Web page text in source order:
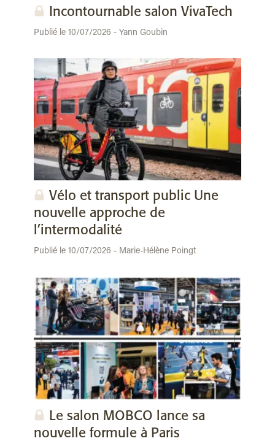
Incontournable salon VivaTech
Publié le 10/07/2026 - Yann Goubin
Vélo et transport public Une
nouvelle approche de
l’intermodalité
Publié le 10/07/2026 - Marie-Hélène Poingt
Le salon MOBCO lance sa
nouvelle formule à Paris